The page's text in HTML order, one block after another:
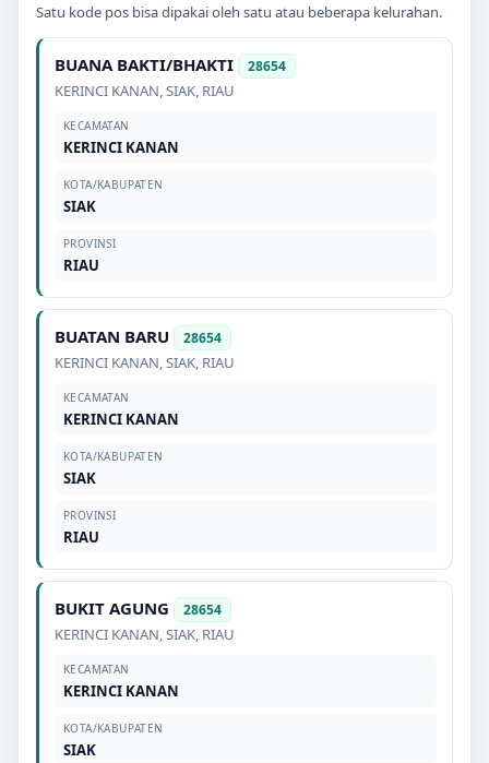
Satu kode pos bisa dipakai oleh satu atau beberapa kelurahan.
BUANA BAKTI/BHAKTI 28654
KERINCI KANAN,SIAK, RIAU
KECAMATAN
KERINCI KANAN
KOTA/KABUPATEN
SIAK
PROVINSI
RIAU
BUATAN BARU 28654
KERINCI KANAN,SIAK, RIAU
KECAMATAN
KERINCI KANAN
KOTA/KABUPATEN
SIAK
PROVINSI
RIAU
BUKIT AGUNG 28654
KERINCI KANAN,SIAK, RIAU
KECAMATAN
KERINCI KANAN
KOTA/KABUPATEN
SIAK